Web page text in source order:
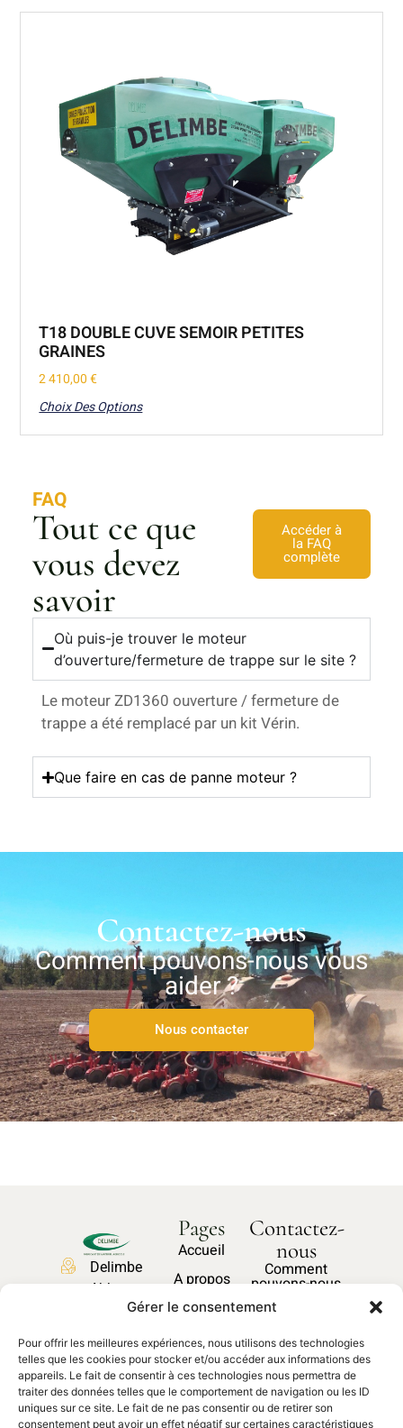
Gérer le consentement
Pour offrir les meilleures expériences, nous utilisons des technologies
telles que les cookies pour stocker et/ou accéder aux informations des
appareils. Le fait de consentir à ces technologies nous permettra de
traiter des données telles que le comportement de navigation ou les ID
uniques sur ce site. Le fait de ne pas consentir ou de retirer son
consentement peut avoir un effet négatif sur certaines caractéristiques
T18 DOUBLE CUVE SEMOIR PETITES
GRAINES
2 410,00€
Choix Des Options
FAQ
Tout ce que
vous devez
savoir
Accéder à
la FAQ
complète
Où puis-je trouver le moteur
d’ouverture/fermeture de trappe sur le site ?
Le moteur ZD1360 ouverture / fermeture de
trappe a été remplacé par un kit Vérin.
Que faire en cas de panne moteur ?
Contactez-nous
Comment pouvons-nous vous
aider ?
Nous contacter
Delimbe
Abbaye
27340,
Pont de
l'Arche
Pages
Accueil
A propos
Nos produits
Pièces
détachées
Contactez-
nous
Comment
pouvons-nous
vous aider ?
Nous
contacter